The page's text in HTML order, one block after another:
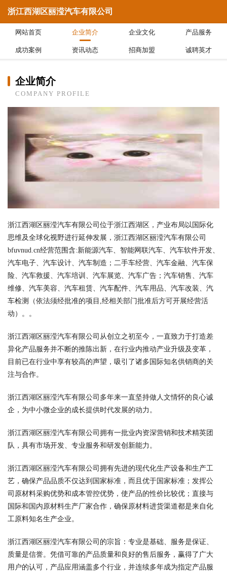
浙江西湖区丽滢汽车有限公司
网站首页 企业简介 企业文化 产品服务
成功案例 资讯动态 招商加盟 诚聘英才
企业简介
COMPANY PROFILE
浙江西湖区丽滢汽车有限公司位于浙江西湖区，产业布局以国际化
思维及全球化视野进行延伸发展，浙江西湖区丽滢汽车有限公司
bfuvnud.cn经营范围含:新能源汽车、智能网联汽车、汽车软件开发、
汽车电子、汽车设计、汽车制造；二手车经营、汽车金融、汽车保
险、汽车救援、汽车培训、汽车展览、汽车广告；汽车销售、汽车
维修、汽车美容、汽车租赁、汽车配件、汽车用品、汽车改装、汽
车检测（依法须经批准的项目,经相关部门批准后方可开展经营活
动）。。
浙江西湖区丽滢汽车有限公司从创立之初至今，一直致力于打造差
异化产品服务并不断的推陈出新，在行业内推动产业升级及变革，
目前已在行业中享有较高的声望，吸引了诸多国际知名供销商的关
注与合作。
浙江西湖区丽滢汽车有限公司多年来一直坚持做人文情怀的良心诚
企，为中小微企业的成长提供时代发展的动力。
浙江西湖区丽滢汽车有限公司拥有一批业内资深营销和技术精英团
队，具有市场开发、专业服务和研发创新能力。
浙江西湖区丽滢汽车有限公司拥有先进的现代化生产设备和生产工
艺，确保产品品质不仅达到国家标准，而且优于国家标准；发挥公
司原材料采购优势和成本管控优势，使产品的性价比较优；直接与
国际和国内原材料生产厂家合作，确保原材料进货渠道都是来自化
工原料知名生产企业。
浙江西湖区丽滢汽车有限公司的宗旨：专业是基础、服务是保证、
质量是信誉。凭借可靠的产品质量和良好的售后服务，赢得了广大
用户的认可，产品应用涵盖多个行业，并连续多年成为指定产品服